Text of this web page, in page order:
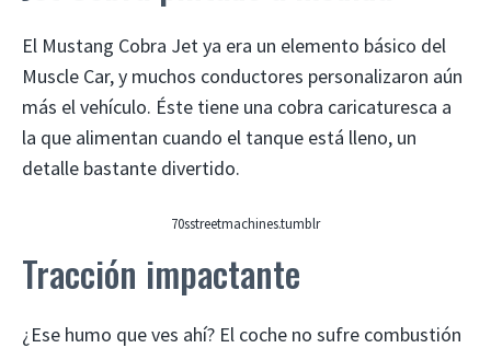
El Mustang Cobra Jet ya era un elemento básico del
Muscle Car, y muchos conductores personalizaron aún
más el vehículo. Éste tiene una cobra caricaturesca a
la que alimentan cuando el tanque está lleno, un
detalle bastante divertido.
70sstreetmachines.tumblr
Tracción impactante
¿Ese humo que ves ahí? El coche no sufre combustión